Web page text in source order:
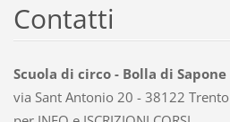
Contatti
Scuola di circo - Bolla di Sapone
via Sant Antonio 20 - 38122 Trento